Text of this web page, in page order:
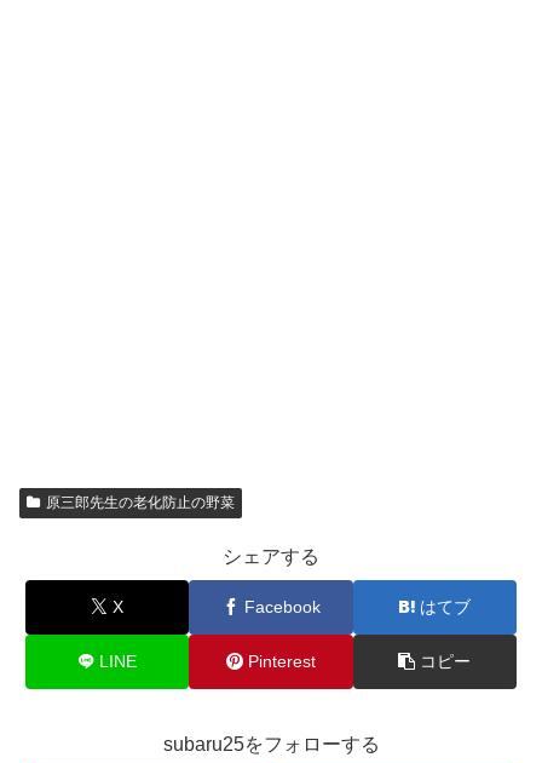
原三郎先生の老化防止の野菜
シェアする
X Facebook はてブ
LINE Pinterest コピー
subaru25をフォローする